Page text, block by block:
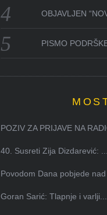
OBJAVLJEN
PISMO
POZIV ZA PRIJAVE NA
40. Susreti Zija Dizdarević: ...
Povodom Dana pobjede nad
Goran Sarić: Tlapnje i varlji...